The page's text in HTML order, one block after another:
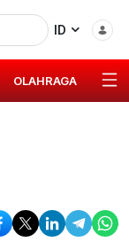
ID
OLAHRAGA GAYA